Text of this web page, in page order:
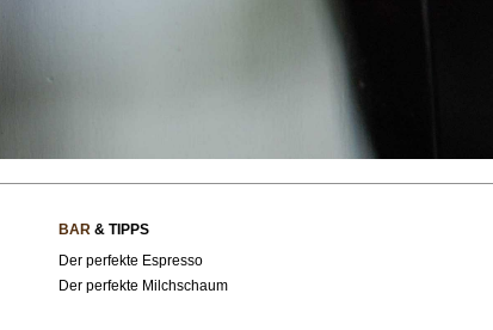
BAR& TIPPS
Der perfekte Espresso
Der perfekte Milchschaum